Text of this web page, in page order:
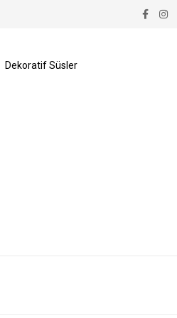
Dekoratif Süsler